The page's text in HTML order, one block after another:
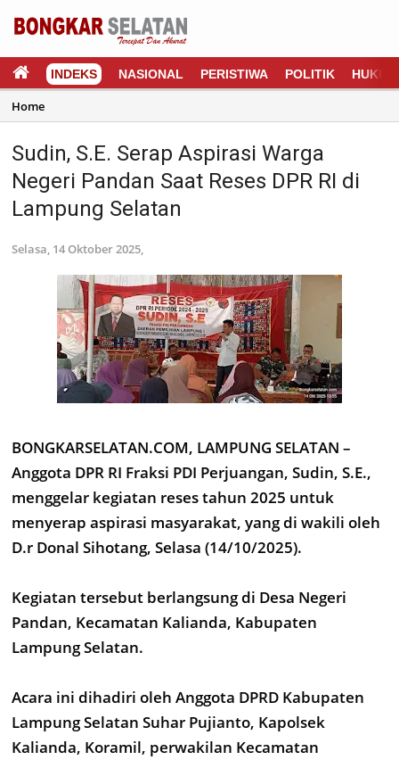
INDEKS NASIONAL PERISTIWA POLITIK HUKUM
Home
Sudin, S.E. Serap Aspirasi Warga
Negeri Pandan Saat Reses DPR RI di
Lampung Selatan
Selasa, 14 Oktober 2025,
BONGKARSELATAN.COM, LAMPUNG SELATAN –
Anggota DPR RI Fraksi PDI Perjuangan, Sudin, S.E.,
menggelar kegiatan reses tahun 2025 untuk
menyerap aspirasi masyarakat, yang di wakili oleh
D.r Donal Sihotang, Selasa (14/10/2025).
Kegiatan tersebut berlangsung di Desa Negeri
Pandan, Kecamatan Kalianda, Kabupaten
Lampung Selatan.
Acara ini dihadiri oleh Anggota DPRD Kabupaten
Lampung Selatan Suhar Pujianto, Kapolsek
Kalianda, Koramil, perwakilan Kecamatan